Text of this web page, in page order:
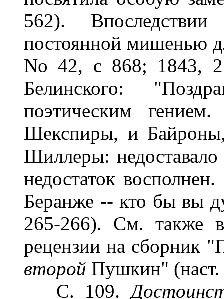
562).
постоянной мишенью
No 42, с 868; 1843,
Белинского:
поэтическим
Шекспиры, и
Шиллеры: недоставало
недостаток
Беранже -- кто бы вы
265-266). См. также
рецензии на сборник
второй Пушкин" (наст.
С. 109.